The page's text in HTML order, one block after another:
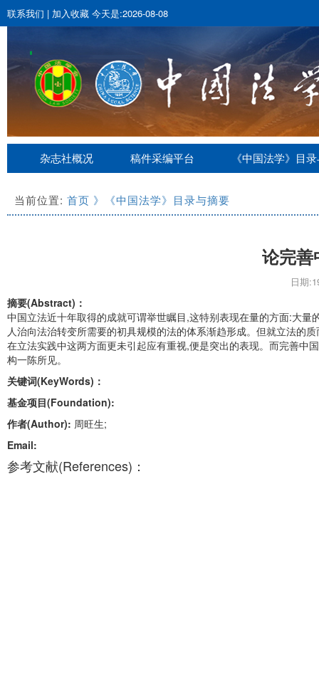
联系我们 | 加入收藏 今天是:2026-08-08
杂志社概况 稿件采编平台 《中国法学》目
当前位置: 首页 》《中国法学》目录与摘要
论完善
日期
摘要(Abstract)：
中国立法近十年取得的成就可谓举世瞩目,这特别表现在量的方面:大
人治向法治转变所需要的初具规模的法的体系渐趋形成。但就立法的
在立法实践中这两方面更未引起应有重视,便是突出的表现。而完善中
构一陈所见。
关键词(KeyWords)：
基金项目(Foundation):
作者(Author): 周旺生;
Email:
参考文献(References)：